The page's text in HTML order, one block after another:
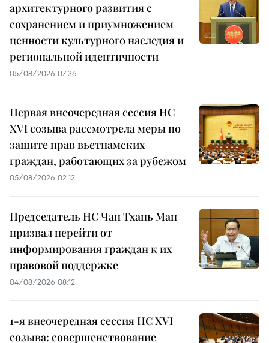
архитектурного развития с
сохранением и приумножением
ценности культурного наследия и
региональной идентичности
05/08/2026 07:36
Первая внеочередная сессия НС
XVI созыва рассмотрела меры по
защите прав вьетнамских
граждан, работающих за рубежом
05/08/2026 02:12
Председатель НС Чан Тхань Ман
призвал перейти от
информирования граждан к их
правовой поддержке
04/08/2026 08:12
1-я внеочередная сессия НС XVI
созыва: совершенствование